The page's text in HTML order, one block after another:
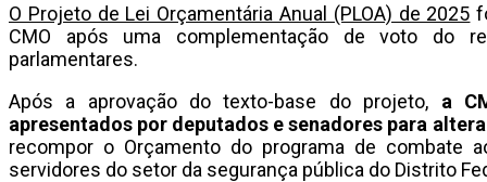
O Projeto de Lei Orçamentária Anual (PLOA) de 2025
CMO após uma complementação de voto do
parlamentares.
Após a aprovação do texto-base do projeto, a
apresentados por deputados e senadores para
recompor o Orçamento do programa de combate
servidores do setor da segurança pública do Distrito